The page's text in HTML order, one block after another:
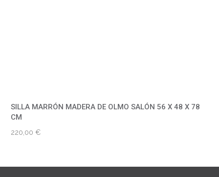
SILLA MARRÓN MADERA DE OLMO SALÓN 56 X 48 X 78
CM
220,00€